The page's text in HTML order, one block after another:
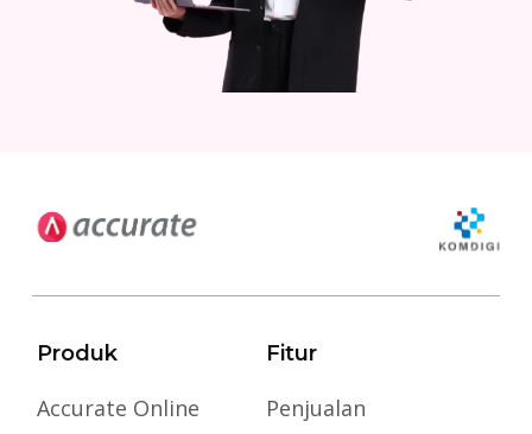
Produk
Accurate Online
Fitur
Penjualan